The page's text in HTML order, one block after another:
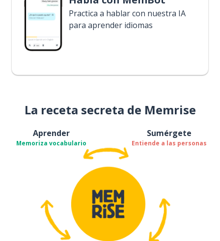
Practica a hablar con nuestra IA
para aprender idiomas
La receta secreta de Memrise
Aprender
Memoriza vocabulario
Sumérgete
Entiende a las personas